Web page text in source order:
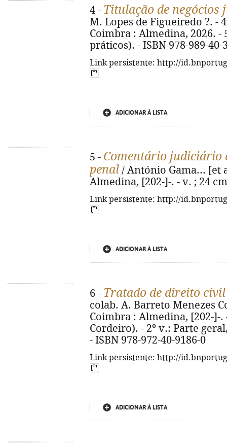
4 - Titulação de negócios
M. Lopes de Figueiredo ?. -
Coimbra : Almedina, 2026. -
práticos). - ISBN 978-989-40-
Link persistente: http://
ADICIONAR À LISTA
5 - Comentário judiciário
penal / António Gama... [et
Almedina, [202-]-. - v. ; 24
Link persistente: http://
ADICIONAR À LISTA
6 - Tratado de direito civil
colab. A. Barreto Menezes
Coimbra : Almedina, [202-]-.
Cordeiro). - 2º v.: Parte
- ISBN 978-972-40-9186-0
Link persistente: http://
ADICIONAR À LISTA